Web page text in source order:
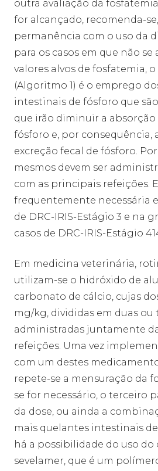
outra avaliação da
for alcançado, recomenda-
permanência com o uso da
para os casos em que não se
valores alvos de fosfatemia,
(Algoritmo 1) é o emprego
intestinais de fósforo que
que irão diminuir a
fósforo e, por consequência,
excreção fecal de fósforo.
mesmos devem ser
com as principais refeições.
frequentemente necessária
de DRC-IRIS-Estágio 3 e na
casos de DRC-IRIS-Estágio
Em medicina veterinária,
utilizam-se o hidróxido de
carbonato de cálcio, cujas
mg/kg, divididas em duas ou
administradas juntamente
refeições. Uma vez
com um destes
repete-se a mensuração da
se for necessário, o terceiro
da dose, ou ainda a
mais quelantes intestinais
há a possibilidade do uso do
sevelamer, que é um